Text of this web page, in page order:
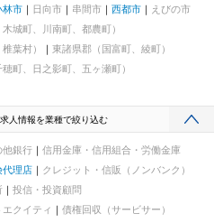
林市 日向市 串間市 西都市
えびの市
城町、川南町、都農町）
葉村）
東諸県郡（国富町、綾町）
町、日之影町、五ヶ瀬町）
人情報を業種で絞り込む
他銀行
信用金庫・信用組合・労働金庫
代理店
クレジット・信販（ノンバンク）
投信・投資顧問
クイティ
債権回収（サービサー）